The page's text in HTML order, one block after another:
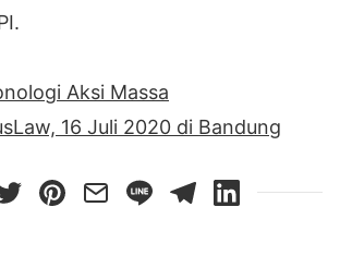
Aksi Massa
16 Juli 2020 di Bandung